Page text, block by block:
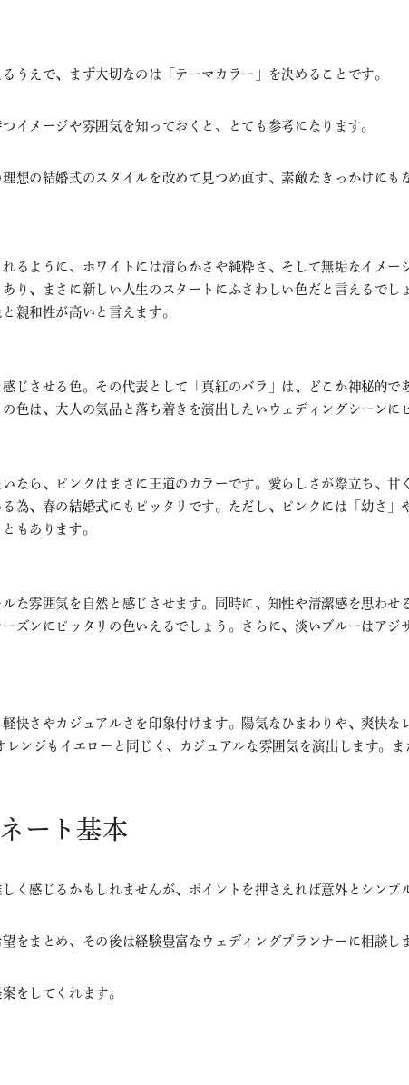
うえで、まず大切なのは「テーマカラー」を決めることです。
イメージや雰囲気を知っておくと、とても参考になります。
想の結婚式のスタイルを改めて見つめ直す、素敵なきっかけにも
るように、ホワイトには清らかさや純粋さ、そして無垢なイメー
り、まさに新しい人生のスタートにふさわしい色だと言えるでし
親和性が高いと言えます。
じさせる色。その代表として「真紅のバラ」は、どこか神秘的で
色は、大人の気品と落ち着きを演出したいウェディングシーンに
なら、ピンクはまさに王道のカラーです。愛らしさが際立ち、甘
為、春の結婚式にもピッタリです。ただし、ピンクには「幼さ」
もあります。
な雰囲気を自然と感じさせます。同時に、知性や清潔感を思わせ
ズンにピッタリの色いえるでしょう。さらに、淡いブルーはアジ
快さやカジュアルさを印象付けます。陽気なひまわりや、爽快な
ンジもイエローと同じく、カジュアルな雰囲気を演出します。
ート基本
く感じるかもしれませんが、ポイントを押さえれば意外とシンプ
をまとめ、その後は経験豊富なウェディングプランナーに相談し
をしてくれます。